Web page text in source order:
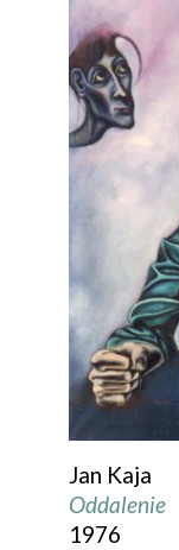
Jan Kaja
Oddalenie
1976